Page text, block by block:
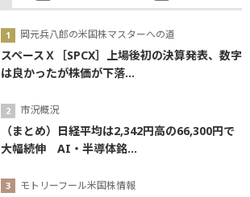
岡元兵八郎の米国株マスターへの道
スペースＸ［SPCX］上場後初の決算発表、数字
は良かったが株価が下落...
市況概況
（まとめ）日経平均は2,342円高の66,300円で
大幅続伸 AI・半導体銘...
モトリーフール米国株情報